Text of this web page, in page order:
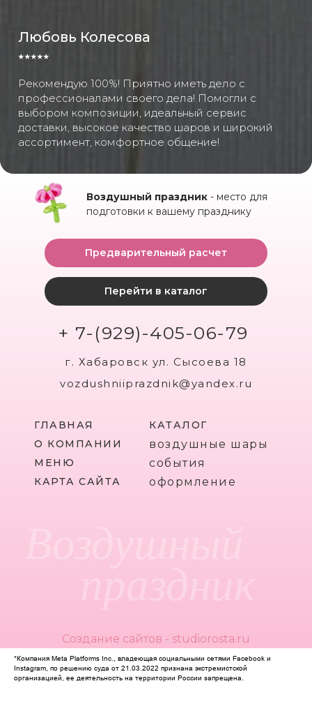
Любовь Колесова
⭑⭑⭑⭑⭑
Рекомендую 100%! Приятно иметь дело с
профессионалами своего дела! Помогли с
выбором композиции, идеальный сервис
доставки, высокое качество шаров и широкий
ассортимент, комфортное общение!
Воздушный праздник - место для
подготовки к вашему празднику
ГЛАВНАЯ
Создание сайтов - studiorosta.ru
Перейти в каталог
Предварительный расчет
+ 7-(929)-405-06-79
г. Хабаровск ул. Сысоева 18
vozdushniiprazdnik@yandex.ru
О КОМПАНИИ
КАРТА САЙТА
МЕНЮ
КАТАЛОГ
воздушные шары
события
оформление
*Компания Meta Platforms Inc., владеющая социальными сетями Facebook и
Instagram, по решению суда от 21.03.2022 признана экстремистской
организацией, ее деятельность на территории России запрещена.